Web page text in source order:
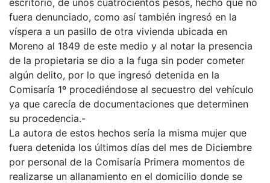
fuera denunciado, como así también ingresó en la
víspera a un pasillo de otra vivienda ubicada en
Moreno al 1849 de este medio y al notar la presencia
de la propietaria se dio a la fuga sin poder cometer
algún delito, por lo que ingresó detenida en la
Comisaría 1º procediéndose al secuestro del vehículo
ya que carecía de documentaciones que determinen
su procedencia.-
La autora de estos hechos sería la misma mujer que
fuera detenida los últimos días del mes de Diciembre
por personal de la Comisaría Primera momentos de
realizarse un allanamiento en el domicilio donde se